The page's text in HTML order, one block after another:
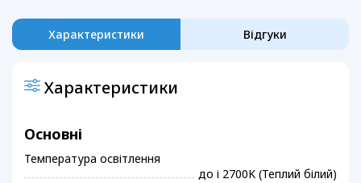
Характеристики Відгуки
Характеристики
Основні
Температура освітлення
до і 2700K (Теплий білий)